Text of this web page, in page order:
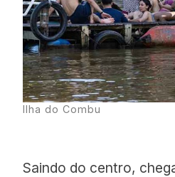
Ilha do Combu
Saindo do centro,